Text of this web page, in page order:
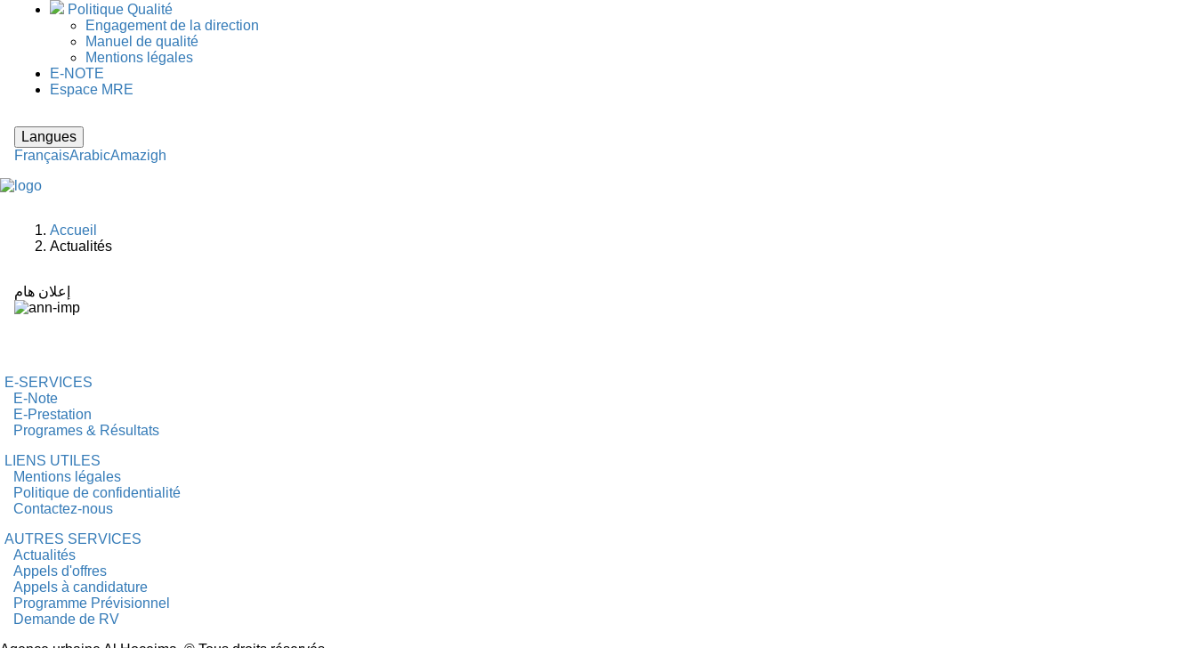
Politique Qualité
Engagement de la direction
Manuel de qualité
Mentions légales
E-NOTE
Espace MRE
Langues
FrançaisArabicAmazigh
Accueil
Actualités
إعلان هام
Image
E-SERVICES
E-Note
E-Prestation
Programes & Résultats
LIENS UTILES
Mentions légales
Politique de confidentialité
Contactez-nous
AUTRES SERVICES
Actualités
Appels d'offres
Appels à candidature
Programme Prévisionnel
Demande de RV